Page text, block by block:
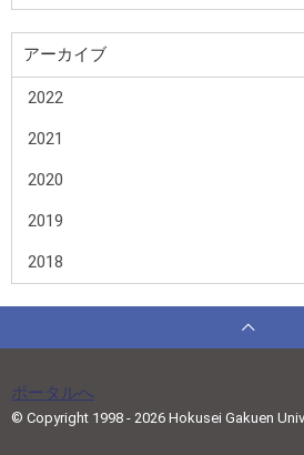
アーカイブ
2022
2021
2020
2019
2018
ポータルへ
© Copyright 1998 - 2026 Hokusei Gakuen